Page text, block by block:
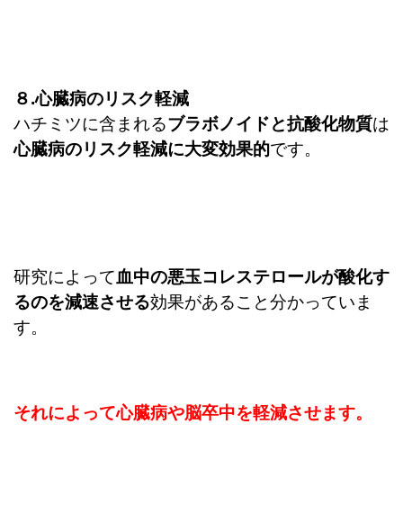
８.心臓病のリスク軽減
ハチミツに含まれるブラボノイドと抗酸化物質は
心臓病のリスク軽減に大変効果的です。
研究によって血中の悪玉コレステロールが酸化す
るのを減速させる効果があること分かっていま
す。
それによって心臓病や脳卒中を軽減させます。